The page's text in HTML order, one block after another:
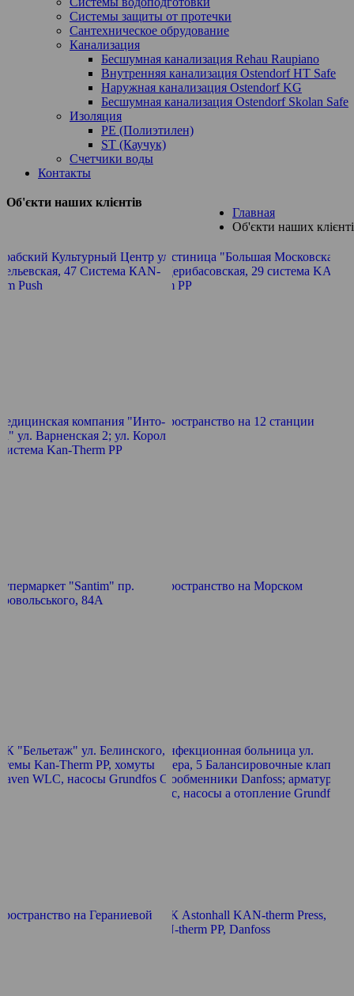
Системы защиты от протечки
Сантехническое обрудование
Канализация
Бесшумная канализация Rehau Raupiano
Внутренняя канализация Ostendorf HT Safe
Наружная канализация Ostendorf KG
Бесшумная канализация Ostendorf Skolan Safe
Изоляция
PE (Полиэтилен)
ST (Каучук)
Счетчики воды
Контакты
Главная
Об'єкти наших
Об'єкти наших клієнтів